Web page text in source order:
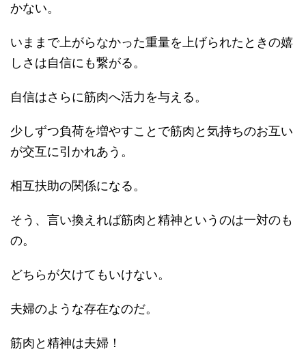
かない。
いままで上がらなかった重量を上げられたときの嬉
しさは自信にも繋がる。
自信はさらに筋肉へ活力を与える。
少しずつ負荷を増やすことで筋肉と気持ちのお互い
が交互に引かれあう。
相互扶助の関係になる。
そう、言い換えれば筋肉と精神というのは一対のも
の。
どちらが欠けてもいけない。
夫婦のような存在なのだ。
筋肉と精神は夫婦！